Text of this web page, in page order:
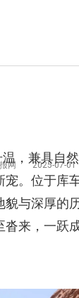
网 2025-07-01
，兼具自
。位于库
与深厚的
来，一跃